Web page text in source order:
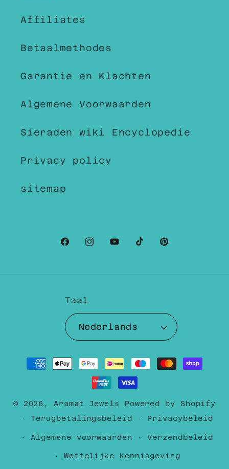
Affiliates
Betaalmethodes
Garantie en Klachten
Algemene Voorwaarden
Sieraden wiki Encyclopedie
Privacy policy
sitemap
Facebook
Instagram
YouTubeTikTokPinterest
Taal
Nederlands
Betaalmethoden
© 2026,Aramat Jewels Powered by Shopify
Terugbetalingsbeleid
Privacybeleid
Algemene voorwaarden Verzendbeleid
Wettelijke kennisgeving